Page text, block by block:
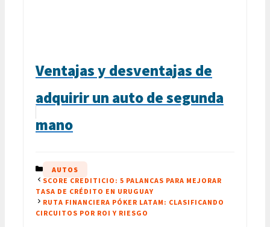
Ventajas y desventajas de
adquirir un auto de segunda
mano
CATEGORÍAS
AUTOS
SCORE CREDITICIO: 5 PALANCAS PARA MEJORAR
TASA DE CRÉDITO EN URUGUAY
RUTA FINANCIERA PÓKER LATAM: CLASIFICANDO
CIRCUITOS POR ROI Y RIESGO